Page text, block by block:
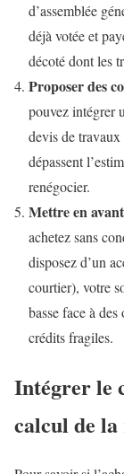
d’assemblée
déjà votée et
décoté dont les
Proposer des
pouvez intégrer
devis de
dépassent
renégocier.
Mettre en
achetez sans
disposez d’un
courtier), votre
basse face à
crédits fragiles.
Intégrer le
calcul de